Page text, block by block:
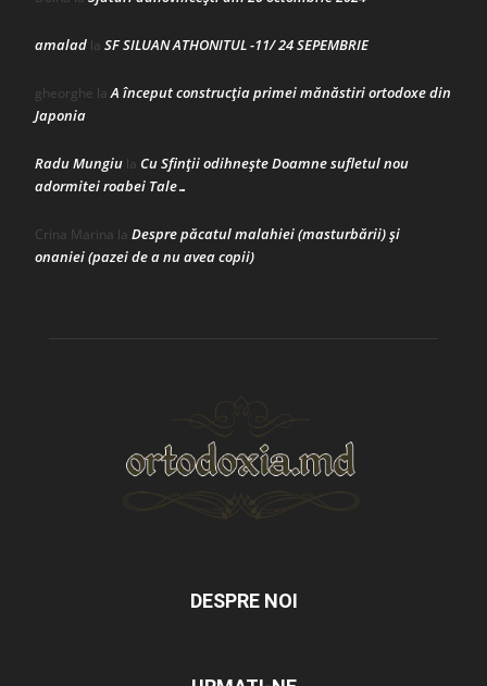
amalad la SF SILUAN ATHONITUL -11/ 24 SEPEMBRIE
gheorghe laA început construcţia primei mănăstiri ortodoxe din
Japonia
Radu Mungiu la Cu Sfinții odihnește Doamne sufletul nou
adormitei roabei Tale…
Crina Marina la Despre păcatul malahiei (masturbării) şi
onaniei (pazei de a nu avea copii)
DESPRE NOI